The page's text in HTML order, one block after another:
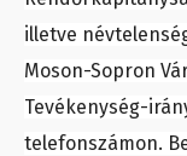
illetve
Moson-Sopron
Tevékenység-
telefonszámon.